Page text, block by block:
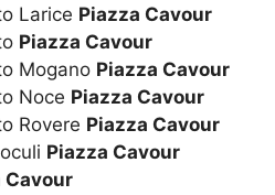
Larice Piazza Cavour
Piazza Cavour
Mogano Piazza Cavour
Noce Piazza Cavour
Rovere Piazza Cavour
Piazza Cavour
Cavour